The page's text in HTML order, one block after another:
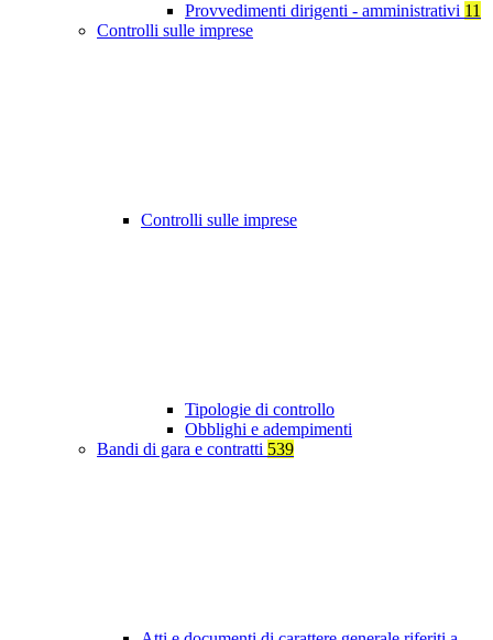
Provvedimenti dirigenti - amministrativi 11
Controlli sulle imprese
Controlli sulle imprese
Tipologie di controllo
Obblighi e adempimenti
Bandi di gara e contratti 539